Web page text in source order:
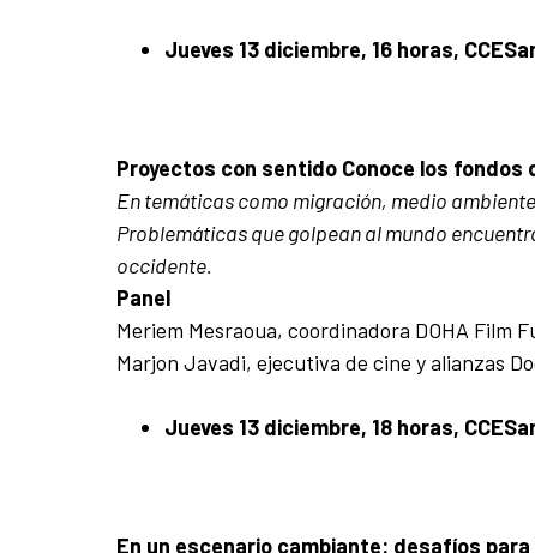
Jueves 13 diciembre, 16 horas,
Proyectos con sentido Conoce los fondos
En temáticas como migración, medio
Problemáticas que golpean al mundo
occidente.
Panel
Meriem Mesraoua, coordinadora DOHA Film
Marjon Javadi, ejecutiva de cine y alianzas
Jueves 13 diciembre, 18 horas,
En un escenario cambiante: desafíos